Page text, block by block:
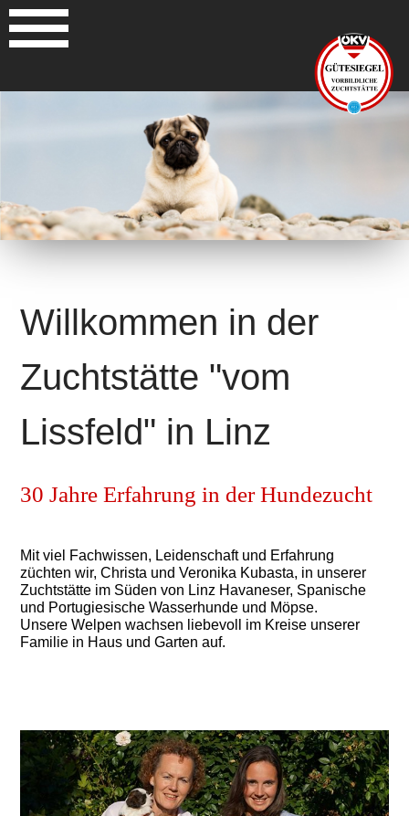
Willkommen in der
Zuchtstätte "vom
Lissfeld" in Linz
30 Jahre Erfahrung in der Hundezucht
Mit viel Fachwissen, Leidenschaft und Erfahrung
züchten wir, Christa und Veronika Kubasta, in unserer
Zuchtstätte im Süden von Linz Havaneser, Spanische
und Portugiesische Wasserhunde und Möpse.
Unsere Welpen wachsen liebevoll im Kreise unserer
Familie in Haus und Garten auf.